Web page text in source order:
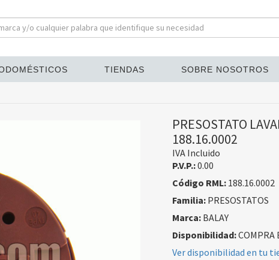
TIENDAS SOBRE NOSOTROS
PRESOSTATO
188.16.0002
IVA Incluido
P.V.P.:0.00
Código RML:188.16.0002
Familia:PRESOSTATOS
Marca:BALAY
Disponibilidad:COMPRA
Ver disponibilidad en tu